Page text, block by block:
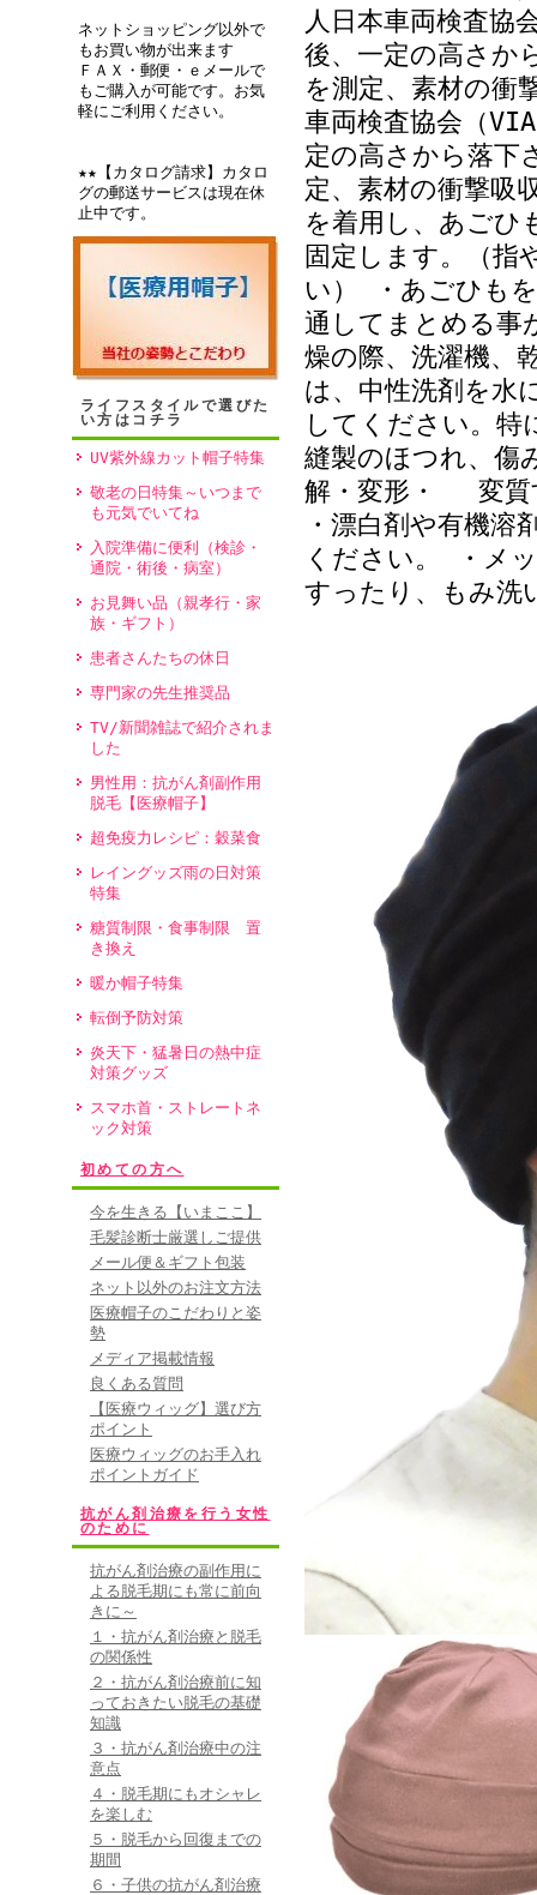
ネットショッピング以外で
もお買い物が出来ます
ＦＡＸ・郵便・ｅメールで
もご購入が可能です。お気
軽にご利用ください。
★★【カタログ請求】カタロ
グの郵送サービスは現在休
止中です。
ライフスタイルで選びた
い方はコチラ
UV紫外線カット帽子特集
敬老の日特集～いつまで
も元気でいてね
入院準備に便利（検診・
通院・術後・病室）
お見舞い品（親孝行・家
族・ギフト）
患者さんたちの休日
専門家の先生推奨品
TV/新聞雑誌で紹介されま
した
男性用：抗がん剤副作用
脱毛【医療帽子】
超免疫力レシピ：穀菜食
レイングッズ雨の日対策
特集
糖質制限・食事制限 置
き換え
暖か帽子特集
転倒予防対策
炎天下・猛暑日の熱中症
対策グッズ
スマホ首・ストレートネ
ック対策
初めての方へ
今を生きる【いまここ】
毛髪診断士厳選しご提供
メール便＆ギフト包装
ネット以外のお注文方法
医療帽子のこだわりと姿
勢
メディア掲載情報
良くある質問
【医療ウィッグ】選び方
ポイント
医療ウィッグのお手入れ
ポイントガイド
抗がん剤治療を行う女性
のために
抗がん剤治療の副作用に
よる脱毛期にも常に前向
きに～
１・抗がん剤治療と脱毛
の関係性
２・抗がん剤治療前に知
っておきたい脱毛の基礎
知識
３・抗がん剤治療中の注
意点
４・脱毛期にもオシャレ
を楽しむ
５・脱毛から回復までの
期間
６・子供の抗がん剤治療
人日本車両検査協
後、一定の高さか
を測定、素材の衝
車両検査協会（
定の高さから落下
定、素材の衝撃吸
を着用し、あごひ
固定します。（指
い） ・あごひも
通してまとめる事
燥の際、洗濯機、
は、中性洗剤を
してください。特
縫製のほつれ、傷
解・変形・ 変質
・漂白剤や有機
ください。 ・メ
すったり、もみ洗